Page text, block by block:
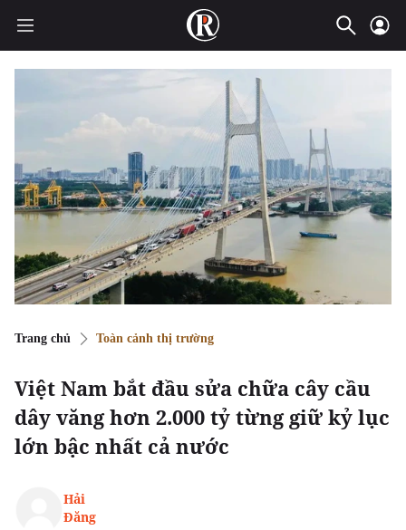
Trang chủ Toàn cảnh thị trường
Việt Nam bắt đầu sửa chữa cây cầu
dây văng hơn 2.000 tỷ từng giữ kỷ lục
lớn bậc nhất cả nước
Hải
Đăng